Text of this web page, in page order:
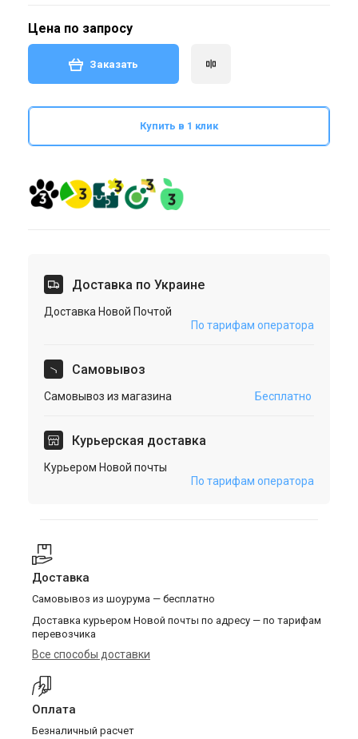
Цена по запросу
Заказать
Купить в 1 клик
Доставка по Украине
Доставка Новой Почтой
По тарифам оператора
Cамовывоз
Самовывоз из магазина Бесплатно
Курьерская доставка
Курьером Новой почты
По тарифам оператора
Доставка
Самовывоз из шоурума — бесплатно
Доставка курьером Новой почты по адресу — по тарифам
перевозчика
Все способы доставки
Оплата
Безналичный расчет